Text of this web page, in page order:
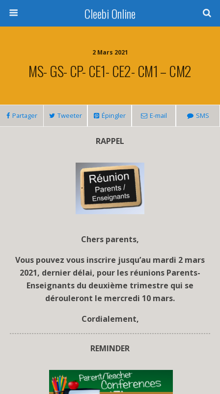
Cleebi Online
2 Mars 2021
MS- GS- CP- CE1- CE2- CM1 – CM2
Partager Tweeter Épingler E-mail SMS
RAPPEL
Chers parents,
Vous pouvez vous inscrire jusqu’au mardi 2 mars
2021, dernier délai, pour les réunions Parents-
Enseignants du deuxième trimestre qui se
dérouleront le mercredi 10 mars.
Cordialement,
REMINDER